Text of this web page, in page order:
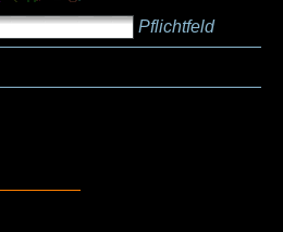
Pflichtfeld